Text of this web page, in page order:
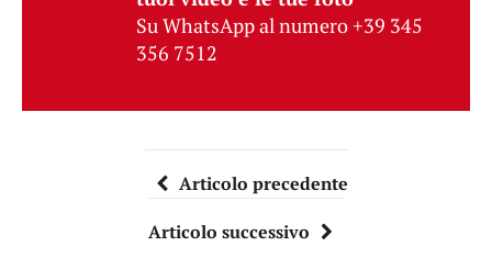
Su WhatsApp al numero +39 345
356 7512
Articolo precedente
Articolo successivo